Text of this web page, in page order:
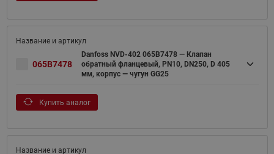
065B7478
Danfoss NVD-402 065B7478 — Клапан
обратный фланцевый, PN10, DN250, D 405
мм, корпус — чугун GG25
Купить аналог